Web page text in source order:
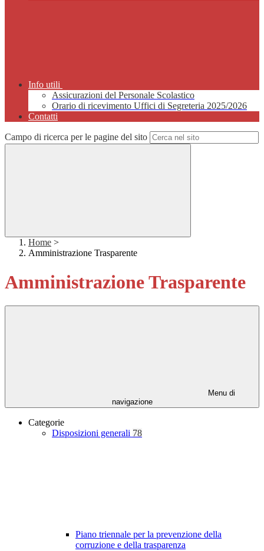
Info utili
Assicurazioni del Personale Scolastico
Orario di ricevimento Uffici di Segreteria 2025/2026
Contatti
Campo di ricerca per le pagine del sito
Home >
Amministrazione Trasparente
Amministrazione Trasparente
Menu di
navigazione
Categorie
Disposizioni generali 78
Piano triennale per la prevenzione della
corruzione e della trasparenza